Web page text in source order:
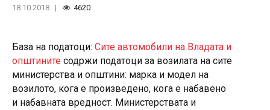
набавната вредност.
18.10.2018 4620
База на податоци: Сите автомобили на Владата и
општините содржи податоци за возилата на сите
министерства и општини: марка и модел на
возилото, кога е произведено, кога е набавено
и набавната вредност. Министерствата и